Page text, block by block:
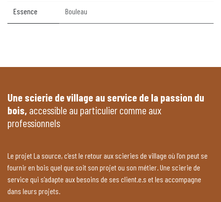
Essence Bouleau
Une scierie de village au service de la passion du
bois, accessible au particulier comme aux
professionnels
Le projet La source, c’est le retour aux scieries de village où l’on peut se
fournir en bois quel que soit son projet ou son métier. Une scierie de
service qui s’adapte aux besoins de ses client.e.s et les accompagne
dans leurs projets.